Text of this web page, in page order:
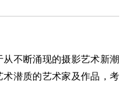
不断涌现的摄影艺术新潮
潜质的艺术家及作品，考